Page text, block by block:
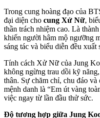
Trong cung hoàng đạo của
đại diện cho cung Xử Nữ,
thần trách nhiệm cao. Là
khiến người hâm mộ ngưỡng
sáng tác và biểu diễn đều xuất
Tính cách Xử Nữ của Jung
không ngừng trau dồi kỹ
thân. Sự chăm chỉ, chu đáo
mệnh danh là “Em út vàng
việc ngay từ lần đầu thử sức.
Độ tương hợp giữa Jung